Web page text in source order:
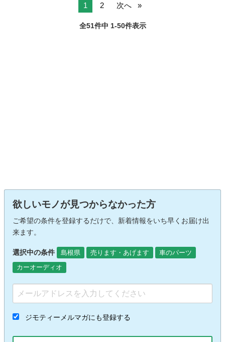
1 2 次へ
全51件中 1-50件表示
欲しいモノが見つからなかった方
ご希望の条件を登録するだけで、新着情報をいち早くお届け出
来ます。
選択中の条件 島根県 売ります・あげます
車のパーツ
カーオーディオ
ジモティーメルマガにも登録する